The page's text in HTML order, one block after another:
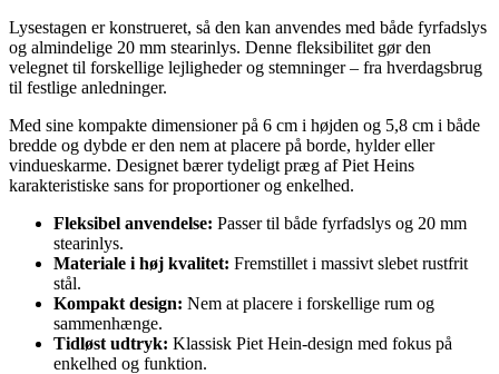
Lysestagen er konstrueret, så den kan anvendes med både fyrfadslys
og almindelige 20 mm stearinlys. Denne fleksibilitet gør den
velegnet til forskellige lejligheder og stemninger – fra hverdagsbrug
til festlige anledninger.
Med sine kompakte dimensioner på 6 cm i højden og 5,8 cm i både
bredde og dybde er den nem at placere på borde, hylder eller
vindueskarme. Designet bærer tydeligt præg af Piet Heins
karakteristiske sans for proportioner og enkelhed.
Fleksibel anvendelse: Passer til både fyrfadslys og 20 mm
stearinlys.
Materiale i høj kvalitet: Fremstillet i massivt slebet rustfrit
stål.
Kompakt design: Nem at placere i forskellige rum og
sammenhænge.
Tidløst udtryk: Klassisk Piet Hein-design med fokus på
enkelhed og funktion.